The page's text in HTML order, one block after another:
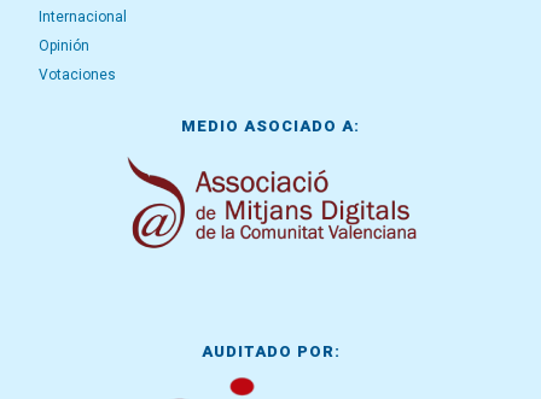
Internacional
Opinión
Votaciones
MEDIO ASOCIADO A:
AUDITADO POR: